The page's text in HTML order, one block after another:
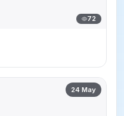
72
24 May